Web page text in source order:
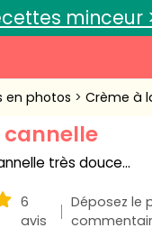
minceur
en photos Crème à
cannelle
très douce...
6
avis
Déposez le